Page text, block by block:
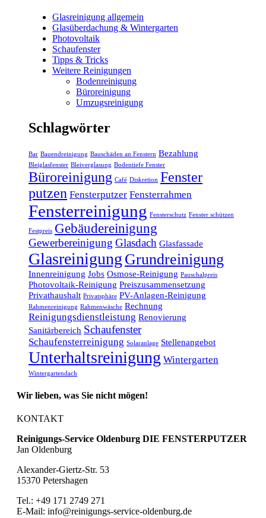
Glasreinigung allgemein
Glasüberdachung & Wintergarten
Photovoltaik
Schaufenster
Tipps & Tricks
Weitere Reinigungen
Bodenreinigung
Büroreinigung
Umzugsreinigung
Schlagwörter
Bar Bauendreinigung Bauschäden an Fenstern Bezahlung
Bleiglasfenster Bleiverglasung Bodentiefe Fenster
Büroreinigung Café Diskretion Fenster
putzen Fensterputzer Fensterrahmen
Fensterreinigung Fensterschutz Fenster schützen
Festpreis Gebäudereinigung
Gewerbereinigung Glasdach Glasfassade
Glasreinigung Grundreinigung
Innenreinigung Jobs Osmose-Reinigung Pauschalpreis
Photovoltaik-Reinigung Preiszusammensetzung
Privathaushalt Privatsphäre PV-Anlagen-Reinigung
Rahmenreinigung Rahmenwäsche Rechnung
Reinigungsdienstleistung Renovierung
Sanitärbereich Schaufenster
Schaufensterreinigung Solaranlage Stellenangebot
Unterhaltsreinigung Wintergarten
Wintergartendach
Wir lieben, was Sie nicht mögen!
KONTAKT
Reinigungs-Service Oldenburg DIE FENSTERPUTZER
Jan Oldenburg
Alexander-Giertz-Str. 53
15370 Petershagen
Tel.: +49 171 2749 271
E-Mail: info@reinigungs-service-oldenburg.de